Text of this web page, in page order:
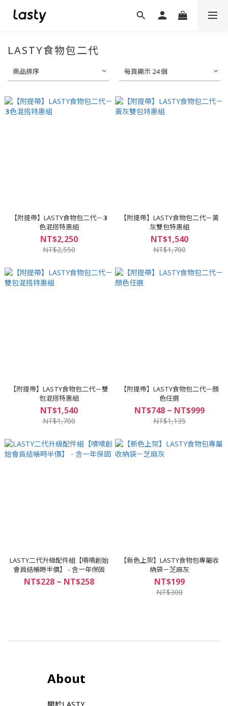
LASTY食物包二代
商品排序 每頁顯示 24 個
【附提帶】LASTY食物包二代－𝟯
色混搭特惠組
NT$2,250
NT$2,550
【附提帶】LASTY食物包二代－黃
灰雙包特惠組
NT$1,540
NT$1,700
【附提帶】LASTY食物包二代－雙
包混搭特惠組
NT$1,540
NT$1,700
【附提帶】LASTY食物包二代－顏
色任選
NT$748 ~ NT$999
NT$1,135
LASTY二代升級配件組【嘖嘖創始
會員結帳時半價】 - 含一年保固
NT$228 ~ NT$258
【新色上架】LASTY食物包專屬收
納袋－芝麻灰
NT$199
NT$300
About